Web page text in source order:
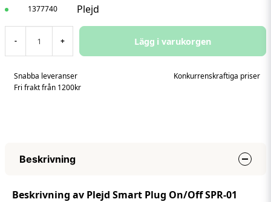
1377740 Plejd
- + Lägg i varukorgen
Snabba leveranser
Konkurrenskraftiga priser
Fri frakt från 1200kr
Beskrivning
Beskrivning av Plejd Smart Plug On/Off SPR-01